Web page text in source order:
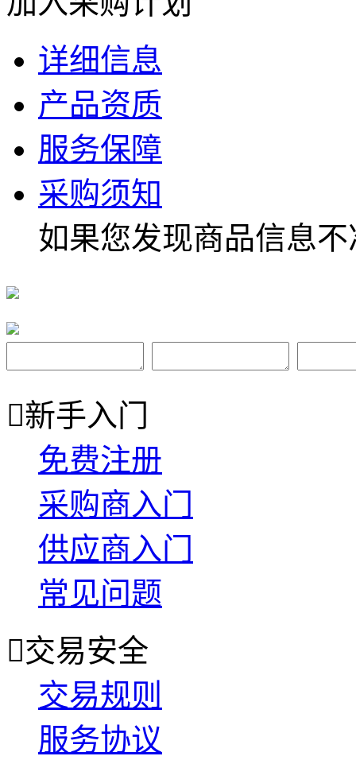
详细信息
产品资质
服务保障
采购须知
如果您发现商品信息不
新手入门
免费注册
采购商入门
供应商入门
常见问题
交易安全
交易规则
服务协议